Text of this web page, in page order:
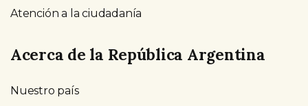
Atención a la ciudadanía
Acerca de la República Argentina
Nuestro país